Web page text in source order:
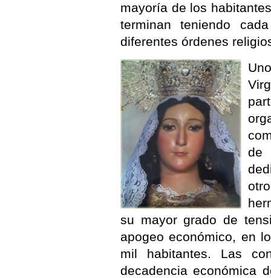
mayoría de los
terminan teniendo
diferentes órdenes
de
su mayor grado de
apogeo económico, en
mil habitantes. Las
decadencia económica